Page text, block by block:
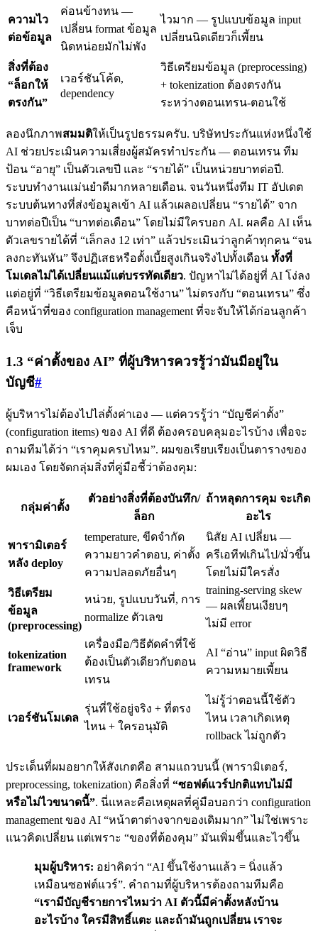
ความไว
ต่อข้อมูล
ค่อนข้างทน —
เปลี่ยน format ข้อมูล
นิดหน่อยมักไม่พัง
ไวมาก — รูปแบบข้อมูล input
เปลี่ยนนิดเดียวก็เพี้ยน
สิ่งที่ต้อง
“ล็อกให้
ตรงกัน”
เวอร์ชันโค้ด,
dependency
วิธีเตรียมข้อมูล (preprocessing)
+ tokenization ต้องตรงกัน
ระหว่างตอนเทรน-ตอนใช้
ลองนึกภาพสมมติให้เป็นรูปธรรมครับ. บริษัทประกันแห่งหนึ่งใช้
AI ช่วยประเมินความเสี่ยงผู้สมัครทำประกัน — ตอนเทรน ทีม
ป้อน “อายุ” เป็นตัวเลขปี และ “รายได้” เป็นหน่วยบาทต่อปี.
ระบบทำงานแม่นยำดีมากหลายเดือน. จนวันหนึ่งทีม IT อัปเดต
ระบบต้นทางที่ส่งข้อมูลเข้า AI แล้วเผลอเปลี่ยน “รายได้” จาก
บาทต่อปีเป็น “บาทต่อเดือน” โดยไม่มีใครบอก AI. ผลคือ AI เห็น
ตัวเลขรายได้ที่ “เล็กลง 12 เท่า” แล้วประเมินว่าลูกค้าทุกคน “จน
ลงกะทันหัน” จึงปฏิเสธหรือตั้งเบี้ยสูงเกินจริงไปทั้งเดือน ทั้งที่
โมเดลไม่ได้เปลี่ยนแม้แต่บรรทัดเดียว. ปัญหาไม่ได้อยู่ที่ AI โง่ลง
แต่อยู่ที่ “วิธีเตรียมข้อมูลตอนใช้งาน” ไม่ตรงกับ “ตอนเทรน” ซึ่ง
คือหน้าที่ของ configuration management ที่จะจับให้ได้ก่อนลูกค้า
เจ็บ
1.3 “ค่าตั้งของ AI” ที่ผู้บริหารควรรู้ว่ามันมีอยู่ใน
บัญชี#
ผู้บริหารไม่ต้องไปไล่ตั้งค่าเอง — แต่ควรรู้ว่า “บัญชีค่าตั้ง”
(configuration items) ของ AI ที่ดี ต้องครอบคลุมอะไรบ้าง เพื่อจะ
ถามทีมได้ว่า “เราคุมครบไหม”. ผมขอเรียบเรียงเป็นตารางของ
ผมเอง โดยจัดกลุ่มสิ่งที่คู่มือชี้ว่าต้องคุม:
กลุ่มค่าตั้ง
ตัวอย่างสิ่งที่ต้องบันทึก/
ล็อก
ถ้าหลุดการคุม จะเกิด
อะไร
พารามิเตอร์
หลัง deploy
temperature, ขีดจำกัด
ความยาวคำตอบ, ค่าตั้ง
ความปลอดภัยอื่นๆ
นิสัย AI เปลี่ยน —
ครีเอทีฟเกินไป/มั่วขึ้น
โดยไม่มีใครสั่ง
วิธีเตรียม
ข้อมูล
(preprocessing)
หน่วย, รูปแบบวันที่, การ
normalize ตัวเลข
training-serving skew
— ผลเพี้ยนเงียบๆ
ไม่มี error
tokenization
framework
เครื่องมือ/วิธีตัดคำที่ใช้
ต้องเป็นตัวเดียวกับตอน
เทรน
AI “อ่าน” input ผิดวิธี
ความหมายเพี้ยน
เวอร์ชันโมเดล
รุ่นที่ใช้อยู่จริง + ที่ตรง
ไหน + ใครอนุมัติ
ไม่รู้ว่าตอนนี้ใช้ตัว
ไหน เวลาเกิดเหตุ
rollback ไม่ถูกตัว
ประเด็นที่ผมอยากให้สังเกตคือ สามแถวบนนี้ (พารามิเตอร์,
preprocessing, tokenization) คือสิ่งที่ “ซอฟต์แวร์ปกติแทบไม่มี
หรือไม่ไวขนาดนี้”. นี่แหละคือเหตุผลที่คู่มือบอกว่า configuration
management ของ AI “หน้าตาต่างจากของเดิมมาก” ไม่ใช่เพราะ
แนวคิดเปลี่ยน แต่เพราะ “ของที่ต้องคุม” มันเพิ่มขึ้นและไวขึ้น
มุมผู้บริหาร: อย่าคิดว่า “AI ขึ้นใช้งานแล้ว = นิ่งแล้ว
เหมือนซอฟต์แวร์”. คำถามที่ผู้บริหารต้องถามทีมคือ
“เรามีบัญชีรายการไหมว่า AI ตัวนี้มีค่าตั้งหลังบ้าน
อะไรบ้าง ใครมีสิทธิ์แตะ และถ้ามันถูกเปลี่ยน เราจะ